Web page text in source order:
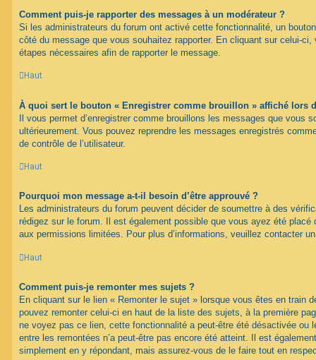
Comment puis-je rapporter des messages à un modérateur ?
Si les administrateurs du forum ont activé cette fonctionnalité, un
côté du message que vous souhaitez rapporter. En cliquant sur celui-
étapes nécessaires afin de rapporter le message.
Haut
À quoi sert le bouton « Enregistrer comme brouillon » affiché lors
Il vous permet d’enregistrer comme brouillons les messages que vous
ultérieurement. Vous pouvez reprendre les messages enregistrés
de contrôle de l’utilisateur.
Haut
Pourquoi mon message a-t-il besoin d’être approuvé ?
Les administrateurs du forum peuvent décider de soumettre à des
rédigez sur le forum. Il est également possible que vous ayez été placé
aux permissions limitées. Pour plus d’informations, veuillez contacter
Haut
Comment puis-je remonter mes sujets ?
En cliquant sur le lien « Remonter le sujet » lorsque vous êtes en train
pouvez remonter celui-ci en haut de la liste des sujets, à la première
ne voyez pas ce lien, cette fonctionnalité a peut-être été désactivée ou
entre les remontées n’a peut-être pas encore été atteint. Il est
simplement en y répondant, mais assurez-vous de le faire tout en